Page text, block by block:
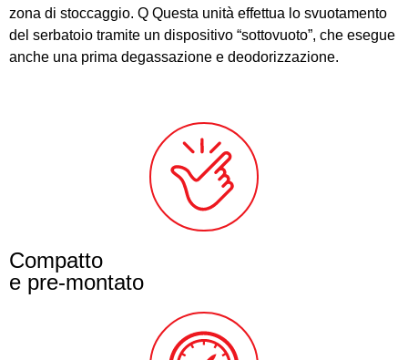
zona di stoccaggio. Q Questa unità effettua lo svuotamento
del serbatoio tramite un dispositivo “sottovuoto”, che esegue
anche una prima degassazione e deodorizzazione.
Compatto
e pre-montato